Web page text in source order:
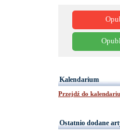
Kalendarium
Przejdź do
Ostatnio dodane